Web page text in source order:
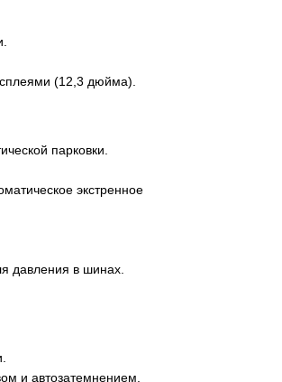
(12,3 дюйма).
парковки.
экстренное
давления в шинах.
и автозатемнением.